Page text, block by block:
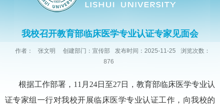
我校召开教育部临床医学专业认证专家见面会
作者： 张文明 创建部门：宣传部 发布时间：2025-11-25
浏览次数：
876
根据工作部署，11月24日至27日，教育部临床医学专业认
证专家组一行对我校开展临床医学专业认证工作，向我校的